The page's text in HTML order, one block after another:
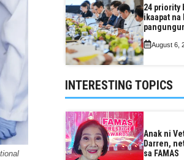
24 priority
ikaapat na
August 6,
INTERESTING TOPICS
Anak ni
Darren,
sa FAMAS